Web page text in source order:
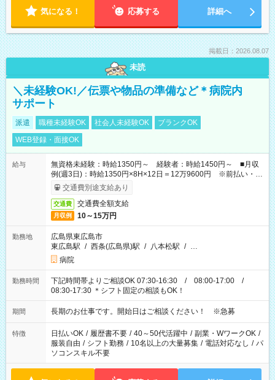
気になる！ 応募する 詳細へ
掲載日：2026.08.07
未読
＼未経験OK!／伝票や物品の準備など＊病院内
サポート
派遣 職種未経験OK 社会人未経験OK
ブランクOK
WEB登録・面接OK
給与
無資格未経験：時給1350円～ 経験者：時給1450円～ ■月収
例(週3日)：時給1350円×8H×12日＝12万9600円 ※前払い・日
払い・週払いOK
交通費別途支給あり
交通費 交通費全額支給
月収例 10～15万円
勤務地
広島県東広島市
東広島駅 / 西条(広島県)駅 / 八本松駅 / …
病院
勤務時間
下記時間帯よりご相談OK 07:30-16:30 / 08:00-17:00 /
08:30-17:30 ＊シフト固定の相談もOK！
期間 長期のお仕事です。開始日はご相談ください！ ※急募
特徴 日払いOK / 履歴書不要 / 40～50代活躍中 / 副業・WワークOK /
服装自由 / シフト勤務 / 10名以上の大量募集 / 電話対応なし / パ
ソコンスキル不要